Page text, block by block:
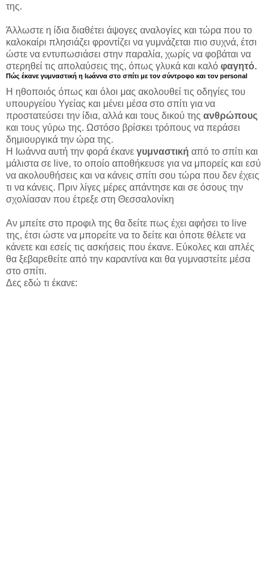
της.
Άλλωστε η ίδια διαθέτει άψογες αναλογίες και τώρα που το
καλοκαίρι πλησιάζει φροντίζει να γυμνάζεται πιο συχνά, έτσι
ώστε να εντυπωσιάσει στην παραλία, χωρίς να φοβάται να
στερηθεί τις απολαύσεις της, όπως γλυκά και καλό φαγητό.
Πώς έκανε γυμναστική η Ιωάννα στο σπίτι με τον σύντροφο και τον personal
Η ηθοποιός όπως και όλοι μας ακολουθεί τις οδηγίες του
υπουργείου Υγείας και μένει μέσα στο σπίτι για να
προστατεύσει την ίδια, αλλά και τους δικού της ανθρώπους
και τους γύρω της. Ωστόσο βρίσκει τρόπους να περάσει
δημιουργικά την ώρα της.
Η Ιωάννα αυτή την φορά έκανε γυμναστική από το σπίτι και
μάλιστα σε live, το οποίο αποθήκευσε για να μπορείς και εσύ
να ακολουθήσεις και να κάνεις σπίτι σου τώρα που δεν έχεις
τι να κάνεις. Πριν λίγες μέρες απάντησε και σε όσους την
σχολίασαν που έτρεξε στη Θεσσαλονίκη
Αν μπείτε στο προφιλ της θα δείτε πως έχει αφήσει το live
της, έτσι ώστε να μπορείτε να το δείτε και όποτε θέλετε να
κάνετε και εσείς τις ασκήσεις που έκανε. Εύκολες και απλές
θα ξεβαρεθείτε από την καραντίνα και θα γυμναστείτε μέσα
στο σπίτι.
Δες εδώ τι έκανε: